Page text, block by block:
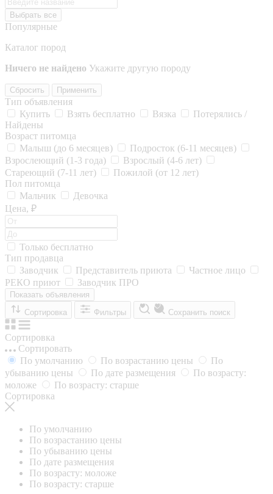
Выбрать все
Популярные
Каталог пород
Ничего не найдено Укажите другую породу
Сбросить Применить
Тип объявления
Купить
Взять бесплатно Вязка
Потерялись /
Найдены
Возраст питомца
Малыш (до 6 месяцев)
Подросток (6-11 месяцев)
Взрослеющий (1-3 года)
Взрослый (4-6 лет)
Стареющий (7-11 лет)
Пожилой (от 12 лет)
Пол питомца
Мальчик
Девочка
Цена, ₽
Только бесплатно
Тип продавца
Заводчик
Представитель приюта
Частное лицо
РЕКО приют
Заводчик ПРО
Показать объявления
Сортировка
Фильтры Сохранить поиск
Сортировка
Сортировать
По умолчанию
По возрастанию цены
По
убыванию цены
По дате размещения
По возрасту:
моложе
По возрасту: старше
Сортировка
По умолчанию
По возрастанию цены
По убыванию цены
По дате размещения
По возрасту: моложе
По возрасту: старше